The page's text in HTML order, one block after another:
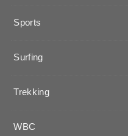
Sports
Surfing
Trekking
WBC